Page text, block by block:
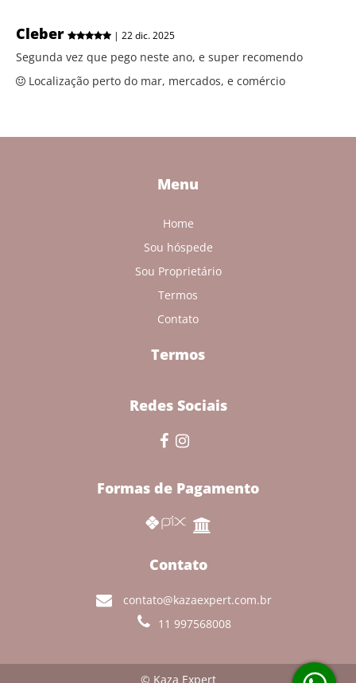
Cleber | 22 dic. 2025
Segunda vez que pego neste ano, e super recomendo
Localização perto do mar, mercados, e comércio
Menu
Home
Sou hóspede
Sou Proprietário
Termos
Contato
Termos
Redes Sociais
Formas de Pagamento
Contato
contato@kazaexpert.com.br
11 997568008
© Kaza Expert